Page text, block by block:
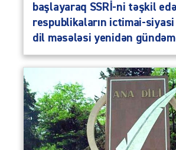
başlayaraq SSRİ-ni təşkil
respublikaların ictimai-siyasi
dil məsələsi yenidən